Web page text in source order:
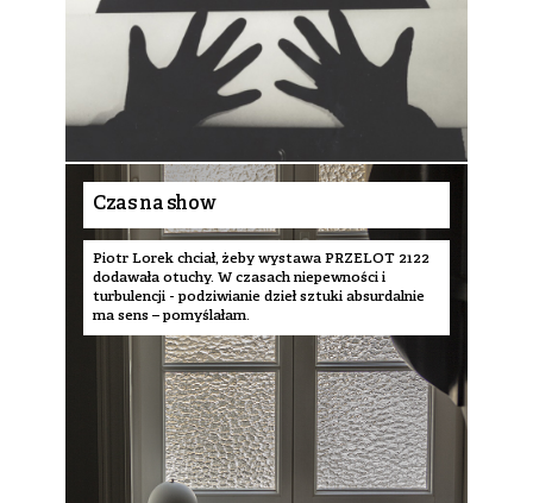
Czas na show
Piotr Lorek chciał, żeby wystawa PRZELOT 2122
dodawała otuchy. W czasach niepewności i
turbulencji - podziwianie dzieł sztuki absurdalnie
ma sens – pomyślałam.